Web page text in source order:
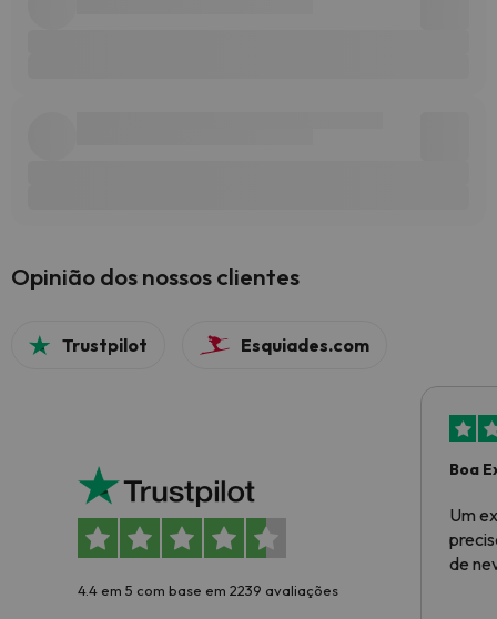
Opinião dos nossos clientes
Trustpilot Esquiades.com
4.4 em 5 com base em 2239 avaliações
Boa
Um
de